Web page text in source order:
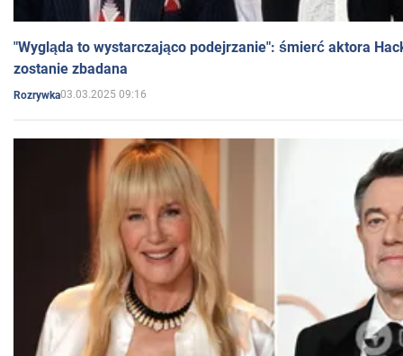
"Wygląda to wystarczająco podejrzanie": śmierć aktora
zostanie zbadana
Rozrywka03.03.2025 09:16